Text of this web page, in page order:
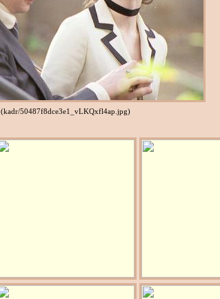
(kadr/50487f8dce3e1_vLKQxfl4ap.jpg)